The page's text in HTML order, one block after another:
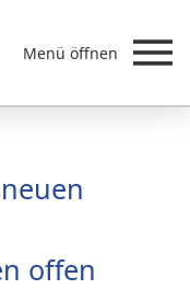
Menü öffnen
offen